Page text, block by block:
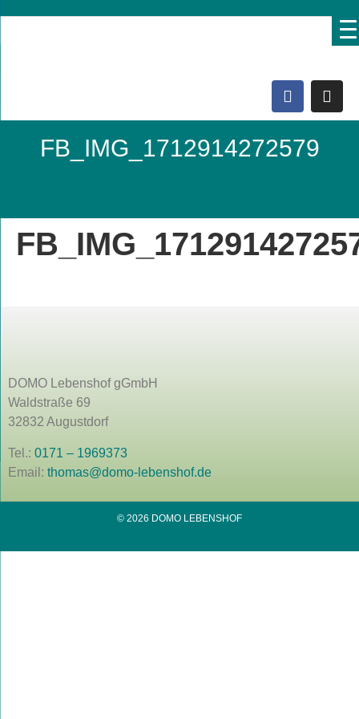
FB_IMG_1712914272579
DOMO Lebenshof gGmbH
Waldstraße 69
32832 Augustdorf
Tel.: 0171 – 1969373
Email: thomas@domo-lebenshof.de
© 2026 DOMO LEBENSHOF